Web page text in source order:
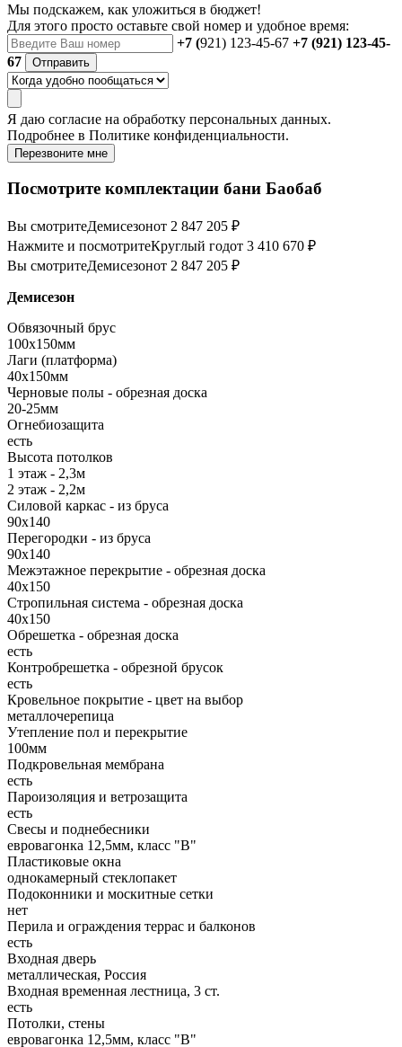
Мы подскажем, как уложиться в бюджет!
Для этого просто оставьте свой номер и удобное время:
+7 (921) 123-45-67 +7 (921) 123-45-
67
Отправить
Я даю согласие на обработку персональных данных.
Подробнее в Политике конфиденциальности.
Перезвоните мне
Посмотрите комплектации бани Баобаб
Вы смотритеДемисезонот 2 847 205 ₽
Нажмите и посмотритеКруглый годот 3 410 670 ₽
Вы смотритеДемисезонот 2 847 205 ₽
Демисезон
Обвязочный брус
100х150мм
Лаги (платформа)
40х150мм
Черновые полы - обрезная доска
20-25мм
Огнебиозащита
есть
Высота потолков
1 этаж - 2,3м
2 этаж - 2,2м
Силовой каркас - из бруса
90х140
Перегородки - из бруса
90х140
Межэтажное перекрытие - обрезная доска
40х150
Стропильная система - обрезная доска
40х150
Обрешетка - обрезная доска
есть
Контробрешетка - обрезной брусок
есть
Кровельное покрытие - цвет на выбор
металлочерепица
Утепление пол и перекрытие
100мм
Подкровельная мембрана
есть
Пароизоляция и ветрозащита
есть
Свесы и поднебесники
евровагонка 12,5мм, класс "В"
Пластиковые окна
однокамерный стеклопакет
Подоконники и москитные сетки
нет
Перила и ограждения террас и балконов
есть
Входная дверь
металлическая, Россия
Входная временная лестница, 3 ст.
есть
Потолки, стены
евровагонка 12,5мм, класс "В"